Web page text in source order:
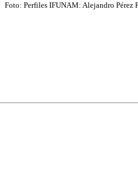
Foto: Perfiles IFUNAM: Alejandro Pérez